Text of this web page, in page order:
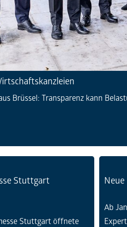
Brüssel: Transparenz kann
Stuttgart
Stuttgart öffnete
Ab